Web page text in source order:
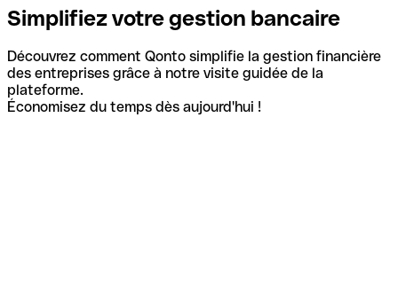
Simplifiez votre gestion bancaire
Découvrez comment Qonto simplifie la gestion financière
des entreprises grâce à notre visite guidée de la
plateforme.
Économisez du temps dès aujourd'hui !